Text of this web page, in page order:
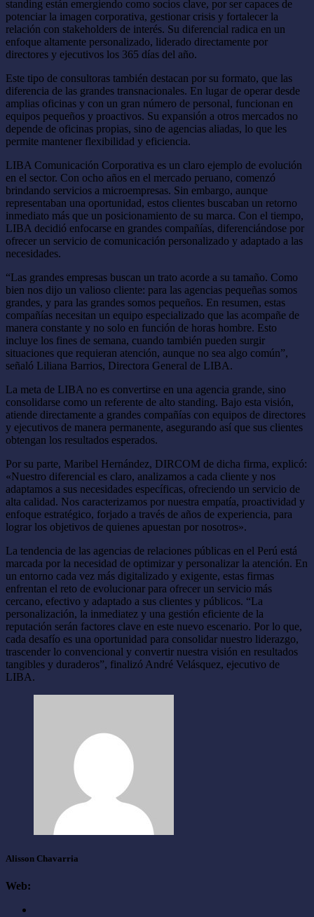
standing están emergiendo como socios clave, por ser capaces de
potenciar la imagen corporativa, gestionar crisis y fortalecer la
relación con stakeholders de interés. Su diferencial radica en un
enfoque altamente personalizado, liderado directamente por
directores y ejecutivos los 365 días del año.
Este tipo de consultoras también destacan por su formato, que las
diferencia de las grandes transnacionales. En lugar de operar desde
amplias oficinas y con un gran número de personal, funcionan en
equipos pequeños y proactivos. Su expansión a otros mercados no
depende de oficinas propias, sino de agencias aliadas, lo que les
permite mantener flexibilidad y eficiencia.
LIBA Comunicación Corporativa es un claro ejemplo de evolución
en el sector. Con ocho años en el mercado peruano, comenzó
brindando servicios a microempresas. Sin embargo, aunque
representaban una oportunidad, estos clientes buscaban un retorno
inmediato más que un posicionamiento de su marca. Con el tiempo,
LIBA decidió enfocarse en grandes compañías, diferenciándose por
ofrecer un servicio de comunicación personalizado y adaptado a las
necesidades.
“Las grandes empresas buscan un trato acorde a su tamaño. Como
bien nos dijo un valioso cliente: para las agencias pequeñas somos
grandes, y para las grandes somos pequeños. En resumen, estas
compañías necesitan un equipo especializado que las acompañe de
manera constante y no solo en función de horas hombre. Esto
incluye los fines de semana, cuando también pueden surgir
situaciones que requieran atención, aunque no sea algo común”,
señaló Liliana Barrios, Directora General de LIBA.
La meta de LIBA no es convertirse en una agencia grande, sino
consolidarse como un referente de alto standing. Bajo esta visión,
atiende directamente a grandes compañías con equipos de directores
y ejecutivos de manera permanente, asegurando así que sus clientes
obtengan los resultados esperados.
Por su parte, Maribel Hernández, DIRCOM de dicha firma, explicó:
«Nuestro diferencial es claro, analizamos a cada cliente y nos
adaptamos a sus necesidades específicas, ofreciendo un servicio de
alta calidad. Nos caracterizamos por nuestra empatía, proactividad y
enfoque estratégico, forjado a través de años de experiencia, para
lograr los objetivos de quienes apuestan por nosotros».
La tendencia de las agencias de relaciones públicas en el Perú está
marcada por la necesidad de optimizar y personalizar la atención. En
un entorno cada vez más digitalizado y exigente, estas firmas
enfrentan el reto de evolucionar para ofrecer un servicio más
cercano, efectivo y adaptado a sus clientes y públicos. “La
personalización, la inmediatez y una gestión eficiente de la
reputación serán factores clave en este nuevo escenario. Por lo que,
cada desafío es una oportunidad para consolidar nuestro liderazgo,
trascender lo convencional y convertir nuestra visión en resultados
tangibles y duraderos”, finalizó André Velásquez, ejecutivo de
LIBA.
Alisson Chavarria
Web: